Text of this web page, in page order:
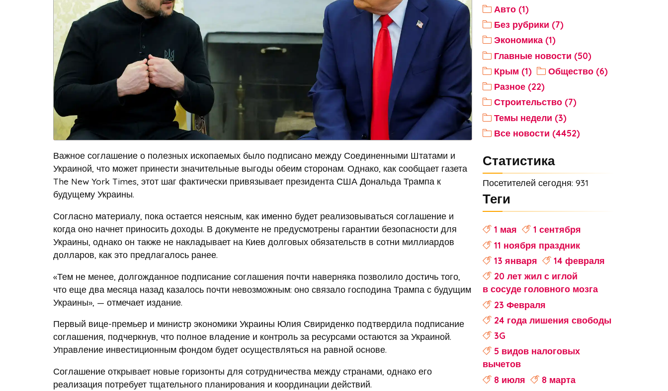
Важное соглашение о полезных ископаемых было подписано между Соединенными Штатами и
Украиной, что может принести значительные выгоды обеим сторонам. Однако, как сообщает газета
The New York Times, этот шаг фактически привязывает президента США Дональда Трампа к
будущему Украины.
Согласно материалу, пока остается неясным, как именно будет реализовываться соглашение и
когда оно начнет приносить доходы. В документе не предусмотрены гарантии безопасности для
Украины, однако он также не накладывает на Киев долговых обязательств в сотни миллиардов
долларов, как это предлагалось ранее.
«Тем не менее, долгожданное подписание соглашения почти наверняка позволило достичь того,
что еще два месяца назад казалось почти невозможным: оно связало господина Трампа с будущим
Украины», — отмечает издание.
Первый вице-премьер и министр экономики Украины Юлия Свириденко подтвердила подписание
соглашения, подчеркнув, что полное владение и контроль за ресурсами остаются за Украиной.
Управление инвестиционным фондом будет осуществляться на равной основе.
Соглашение открывает новые горизонты для сотрудничества между странами, однако его
реализация потребует тщательного планирования и координации действий.
Авто (1)
Без рубрики (7)
Экономика (1)
Главные новости (50)
Крым (1)
Общество (6)
Разное (22)
Строительство (7)
Темы недели (3)
Все новости (4452)
Статистика
Посетителей сегодня: 931
Теги
1 мая
1 сентября
11 ноября праздник
13 января
14 февраля
20 лет жил с иглой
в сосуде головного мозга
23 Февраля
24 года лишения свободы
3G
5 видов налоговых
вычетов
8 июля
8 марта